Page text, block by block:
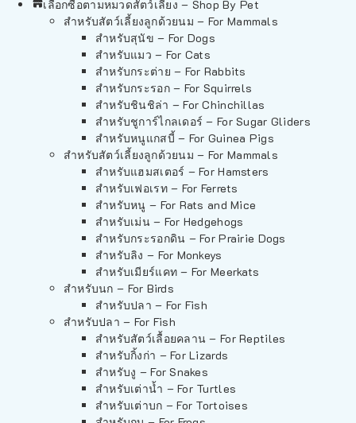
เลือกซื้อตามหมวดสัตว์เลี้ยง – Shop By Pet
สำหรับสัตว์เลี้ยงลูกด้วยนม – For Mammals
สำหรับสุนัข – For Dogs
สำหรับแมว – For Cats
สำหรับกระต่าย – For Rabbits
สำหรับกระรอก – For Squirrels
สำหรับชินชิล่า – For Chinchillas
สำหรับชูการ์ไกลเดอร์ – For Sugar Gliders
สำหรับหนูแกสบี้ – For Guinea Pigs
สำหรับสัตว์เลี้ยงลูกด้วยนม – For Mammals
สำหรับแฮมสเตอร์ – For Hamsters
สำหรับเฟอเรท – For Ferrets
สำหรับหนู – For Rats and Mice
สำหรับเม่น – For Hedgehogs
สำหรับกระรอกดิน – For Prairie Dogs
สำหรับลิง – For Monkeys
สำหรับเมียร์แคท – For Meerkats
สำหรับนก – For Birds
สำหรับปลา – For Fish
สำหรับปลา – For Fish
สำหรับสัตว์เลื้อยคลาน – For Reptiles
สำหรับกิ้งก่า – For Lizards
สำหรับงู – For Snakes
สำหรับเต่าน้ำ – For Turtles
สำหรับเต่าบก – For Tortoises